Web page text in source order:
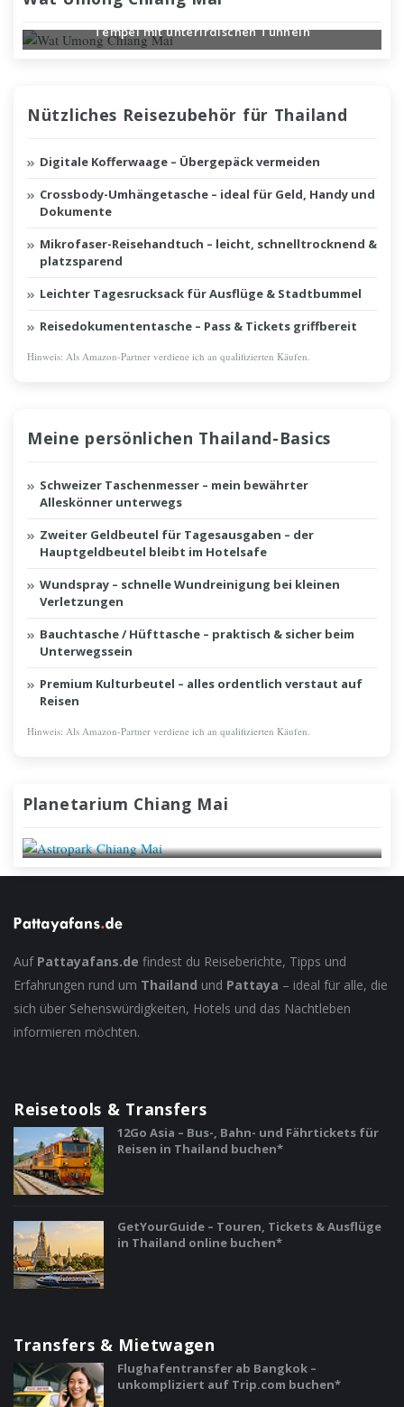
Tempel mit unterirdischen Tunneln
Nützliches Reisezubehör für Thailand
Digitale Kofferwaage – Übergepäck vermeiden
Crossbody-Umhängetasche – ideal für Geld, Handy und
Dokumente
Mikrofaser-Reisehandtuch – leicht, schnelltrocknend &
platzsparend
Leichter Tagesrucksack für Ausflüge & Stadtbummel
Reisedokumententasche – Pass & Tickets griffbereit
Hinweis: Als Amazon-Partner verdiene ich an qualifizierten Käufen.
Meine persönlichen Thailand-Basics
Schweizer Taschenmesser – mein bewährter
Alleskönner unterwegs
Zweiter Geldbeutel für Tagesausgaben – der
Hauptgeldbeutel bleibt im Hotelsafe
Wundspray – schnelle Wundreinigung bei kleinen
Verletzungen
Bauchtasche / Hüfttasche – praktisch & sicher beim
Unterwegssein
Premium Kulturbeutel – alles ordentlich verstaut auf
Reisen
Hinweis: Als Amazon-Partner verdiene ich an qualifizierten Käufen.
Planetarium Chiang Mai
Auf Pattayafans.de findest du Reiseberichte, Tipps und
Erfahrungen rund um Thailand und Pattaya – ideal für alle, die
sich über Sehenswürdigkeiten, Hotels und das Nachtleben
informieren möchten.
Reisetools & Transfers
12Go Asia – Bus-, Bahn- und Fährtickets für
Reisen in Thailand buchen*
GetYourGuide – Touren, Tickets & Ausflüge
in Thailand online buchen*
Transfers & Mietwagen
Flughafentransfer ab Bangkok –
unkompliziert auf Trip.com buchen*